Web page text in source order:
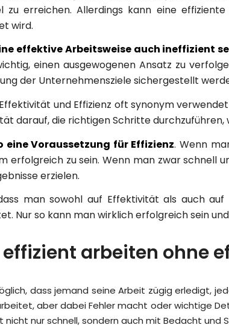
zu erreichen. Allerdings kann eine
wird.
effektive Arbeitsweise auch ineffizient
einen ausgewogenen Ansatz zu
der Unternehmensziele sichergestellt
und Effizienz oft synonym
darauf, die richtigen Schritte
Voraussetzung für Effizienz. Wenn
erfolgreich zu sein. Wenn man zwar
erzielen.
man sowohl auf Effektivität als auch
Nur so kann man wirklich erfolgreich sein
arbeiten ohne
dass jemand seine Arbeit zügig erledigt,
aber dabei Fehler macht oder wichtige
nicht nur schnell, sondern auch mit Bedacht